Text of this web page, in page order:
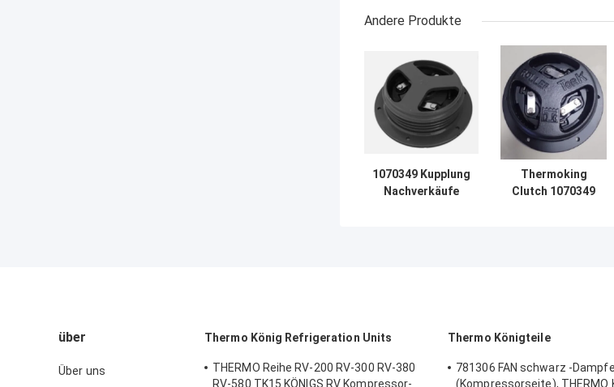
Andere Produkte
1070349 Kupplung
Nachverkäufe
Thermoking
Clutch 1070349
über
Über uns
Thermo König Refrigeration Units
THERMO Reihe RV-200 RV-300 RV-380
RV-580 TK15 KÖNIGS RV Kompressor-
Thermo Königteile
781306 FAN schwarz -
(Kompressorseite), THERMO